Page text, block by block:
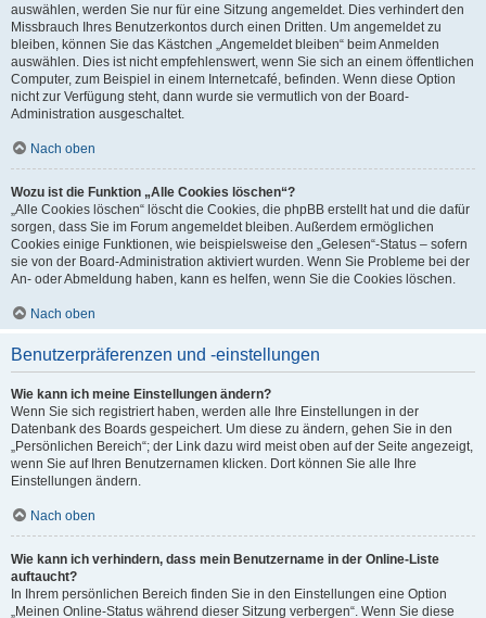
auswählen, werden Sie nur für eine Sitzung angemeldet. Dies verhindert den
Missbrauch Ihres Benutzerkontos durch einen Dritten. Um angemeldet zu
bleiben, können Sie das Kästchen „Angemeldet bleiben“ beim Anmelden
auswählen. Dies ist nicht empfehlenswert, wenn Sie sich an einem öffentlichen
Computer, zum Beispiel in einem Internetcafé, befinden. Wenn diese Option
nicht zur Verfügung steht, dann wurde sie vermutlich von der Board-
Administration ausgeschaltet.
Nach oben
Wozu ist die Funktion „Alle Cookies löschen“?
„Alle Cookies löschen“ löscht die Cookies, die phpBB erstellt hat und die dafür
sorgen, dass Sie im Forum angemeldet bleiben. Außerdem ermöglichen
Cookies einige Funktionen, wie beispielsweise den „Gelesen“-Status – sofern
sie von der Board-Administration aktiviert wurden. Wenn Sie Probleme bei der
An- oder Abmeldung haben, kann es helfen, wenn Sie die Cookies löschen.
Nach oben
Benutzerpräferenzen und -einstellungen
Wie kann ich meine Einstellungen ändern?
Wenn Sie sich registriert haben, werden alle Ihre Einstellungen in der
Datenbank des Boards gespeichert. Um diese zu ändern, gehen Sie in den
„Persönlichen Bereich“; der Link dazu wird meist oben auf der Seite angezeigt,
wenn Sie auf Ihren Benutzernamen klicken. Dort können Sie alle Ihre
Einstellungen ändern.
Nach oben
Wie kann ich verhindern, dass mein Benutzername in der Online-Liste
auftaucht?
In Ihrem persönlichen Bereich finden Sie in den Einstellungen eine Option
„Meinen Online-Status während dieser Sitzung verbergen“. Wenn Sie diese